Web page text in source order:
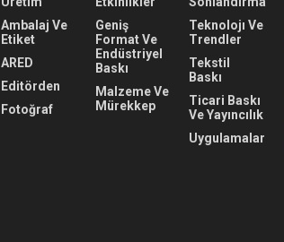
Ambalaj Ve
Etiket
ARED
Editörden
Fotoğraf
Geniş
Format Ve
Endüstriyel
Baskı
Malzeme Ve
Mürekkep
Teknolojı Ve
Trendler
Tekstil
Baskı
Ticari Baskı
Ve Yayıncılık
Uygulamalar